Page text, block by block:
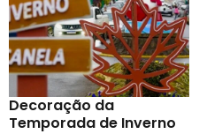
Decoração da
Temporada de Inverno